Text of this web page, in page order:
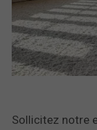
Sollicitez notre